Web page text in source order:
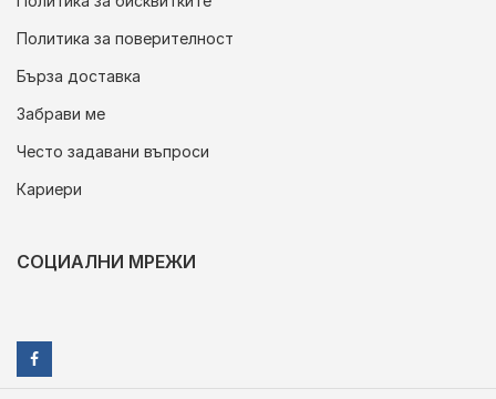
Политика за поверителност
Бърза доставка
Забрави ме
Често задавани въпроси
Кариери
СОЦИАЛНИ МРЕЖИ